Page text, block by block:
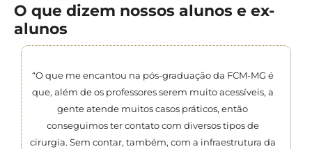
O que dizem nossos alunos e ex-
alunos
“O que me encantou na pós-graduação da FCM-MG é
que, além de os professores serem muito acessíveis, a
gente atende muitos casos práticos, então
conseguimos ter contato com diversos tipos de
cirurgia. Sem contar, também, com a infraestrutura da